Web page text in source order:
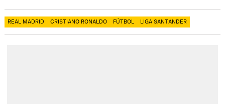
REAL MADRID CRISTIANO RONALDO FÚTBOL LIGA SANTANDER